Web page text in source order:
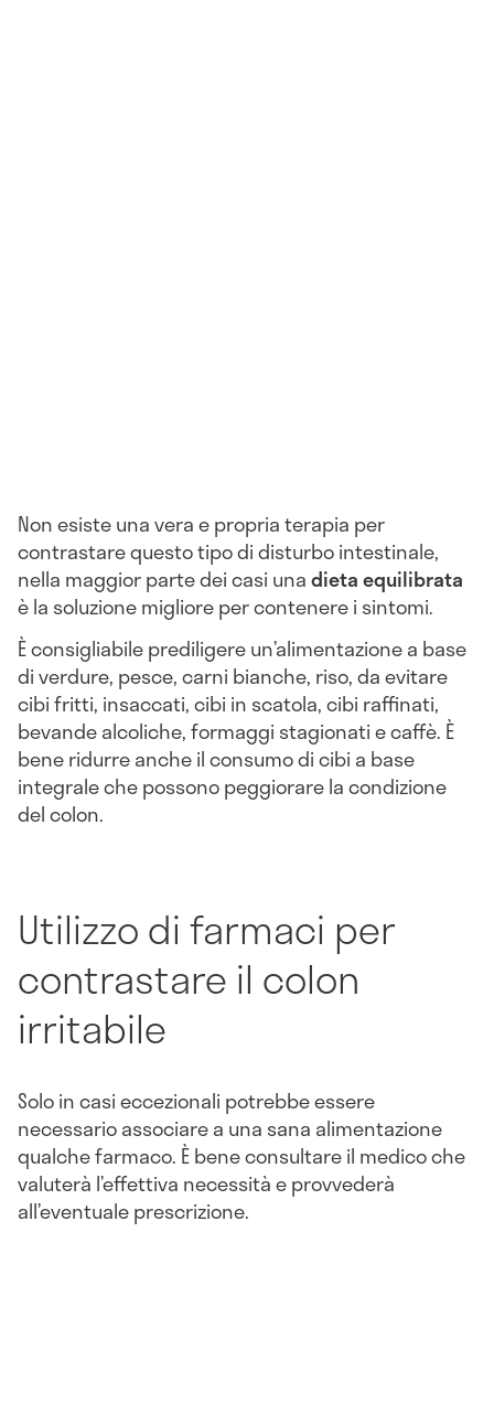
Non esiste una vera e propria terapia per
contrastare questo tipo di disturbo intestinale,
nella maggior parte dei casi unadieta equilibrata
è la soluzione migliore per contenere i sintomi.
È consigliabile prediligere un’alimentazione a base
di verdure, pesce, carni bianche, riso, da evitare
cibi fritti, insaccati, cibi in scatola, cibi raffinati,
bevande alcoliche, formaggi stagionati e caffè. È
bene ridurre anche il consumo di cibi a base
integrale che possono peggiorare la condizione
del colon.
Utilizzo di farmaci per
contrastare il colon
irritabile
Solo in casi eccezionali potrebbe essere
necessario associare a una sana alimentazione
qualche farmaco. È bene consultare il medico che
valuterà l’effettiva necessità e provvederà
all’eventuale prescrizione.